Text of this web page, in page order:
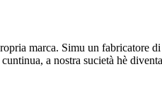
marca. Simu un
a nostra sucietà hè